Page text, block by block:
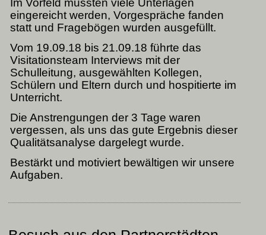
Im Vorfeld mussten viele Unterlagen
eingereicht werden, Vorgespräche fanden
statt und Fragebögen wurden ausgefüllt.
Vom 19.09.18 bis 21.09.18 führte das
Visitationsteam Interviews mit der
Schulleitung, ausgewählten Kollegen,
Schülern und Eltern durch und hospitierte im
Unterricht.
Die Anstrengungen der 3 Tage waren
vergessen, als uns das gute Ergebnis dieser
Qualitätsanalyse dargelegt wurde.
Bestärkt und motiviert bewältigen wir unsere
Aufgaben.